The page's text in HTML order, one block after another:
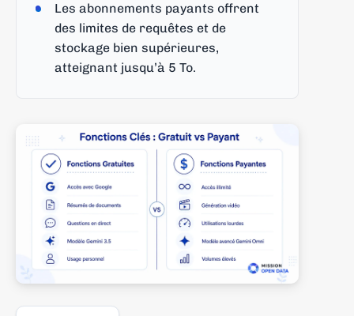
Les abonnements payants offrent
des limites de requêtes et de
stockage bien supérieures,
atteignant jusqu’à 5 To.